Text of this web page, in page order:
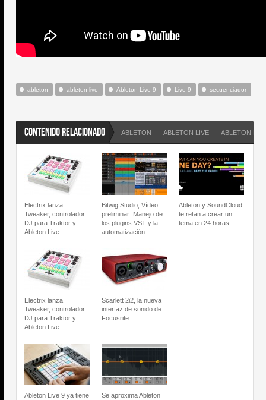
ableton ableton live Ableton Live 9 Live 9 secuenciador
CONTENIDO RELACIONADO ABLETON ABLETON LIVE ABLETON
Electrix lanza
Tweaker, controlador
DJ para Traktor y
Ableton Live.
Bitwig Studio, Vídeo
preliminar: Manejo de
los plugins VST y la
automatización.
Ableton y SoundCloud
te retan a crear un
tema en 24 horas
Electrix lanza
Tweaker, controlador
DJ para Traktor y
Ableton Live.
Scarlett 2i2, la nueva
interfaz de sonido de
Focusrite
Ableton Live 9 ya tiene
Se aproxima Ableton